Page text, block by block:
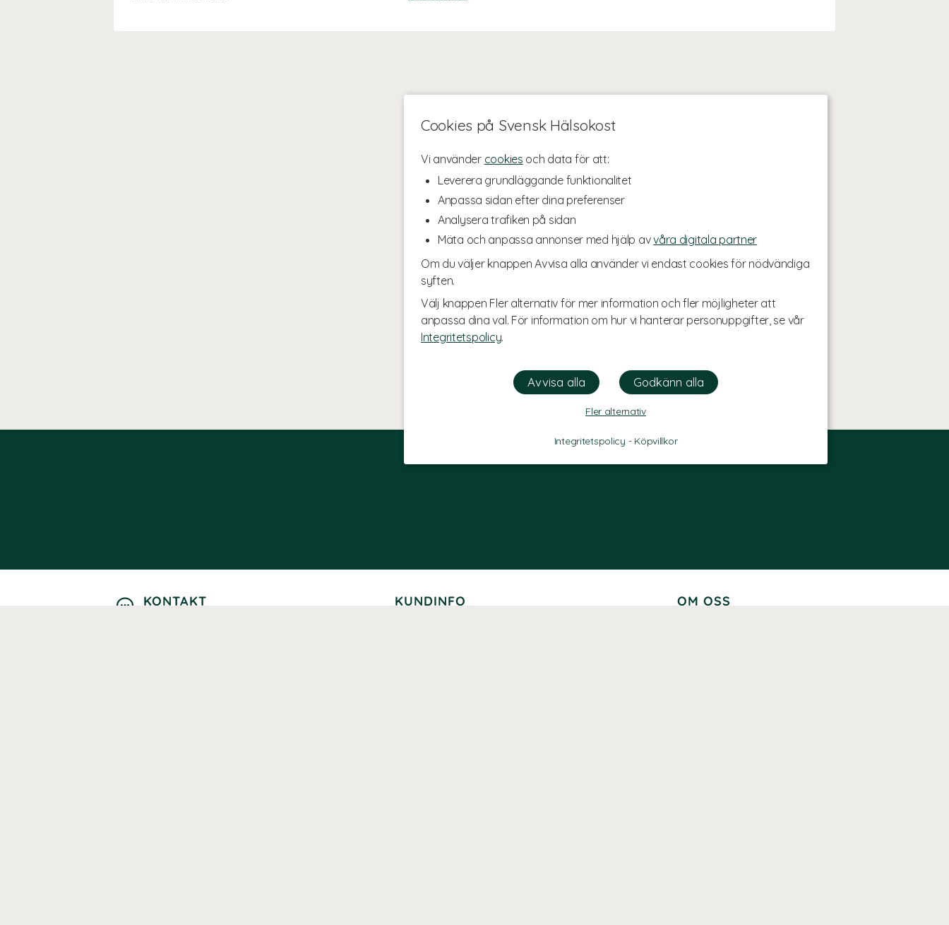
Cookies på Svensk Hälsokost
Vi använder cookies och data för att:
Leverera grundläggande funktionalitet
Anpassa sidan efter dina preferenser
Analysera trafiken på sidan
Mäta och anpassa annonser med hjälp avvåra digitala partner
Om du väljer knappen Avvisa alla använder vi endast cookies för nödvändiga
syften.
Välj knappen Fler alternativ för mer information och fler möjligheter att
anpassa dina val. För information om hur vi hanterar personuppgifter, se vår
Integritetspolicy.
Fler alternativ
Integritetspolicy - Köpvillkor
KONTAKT KUNDINFO OM OSS